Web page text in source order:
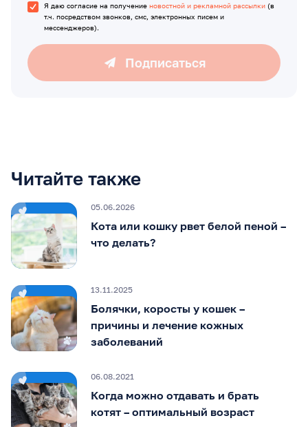
Я даю согласие на получение новостной и рекламной рассылки (в
т.ч. посредством звонков, смс, электронных писем и
мессенджеров).
Подписаться
Читайте также
05.06.2026
Кота или кошку рвет белой пеной –
что делать?
13.11.2025
Болячки, коросты у кошек –
причины и лечение кожных
заболеваний
06.08.2021
Когда можно отдавать и брать
котят – оптимальный возраст